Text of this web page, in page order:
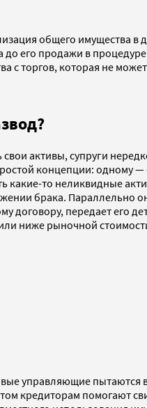
общего имущества
его продажи в
с торгов, которая не
активы, супруги
концепции: одному
какие-то неликвидные
брака. Параллельно
договору, передает его
ниже рыночной
управляющие пытаются
кредиторам помогают